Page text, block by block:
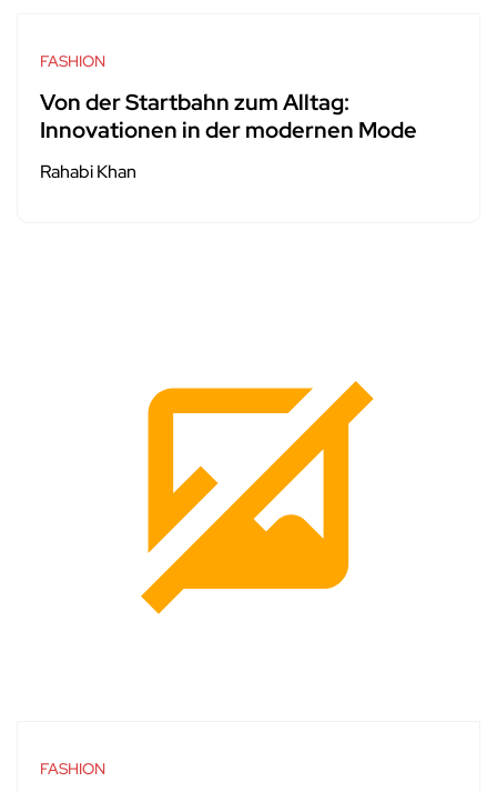
FASHION
Von der Startbahn zum Alltag:
Innovationen in der modernen Mode
Rahabi Khan
FASHION